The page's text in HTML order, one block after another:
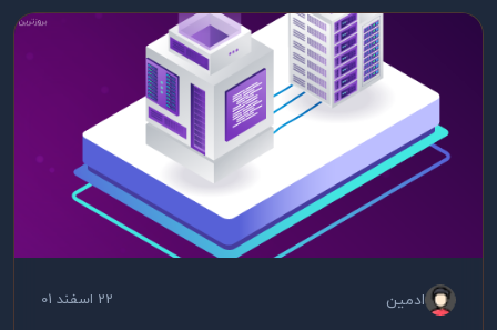
ادمین 22 اسفند 01